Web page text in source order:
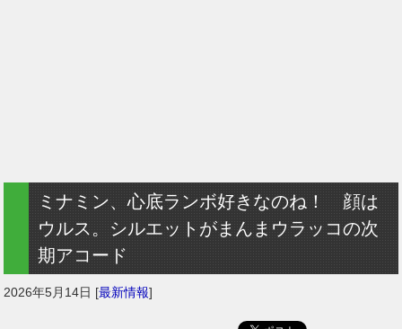
ミナミン、心底ランボ好きなのね！ 顔は
ウルス。シルエットがまんまウラッコの次
期アコード
2026年5月14日 [最新情報]